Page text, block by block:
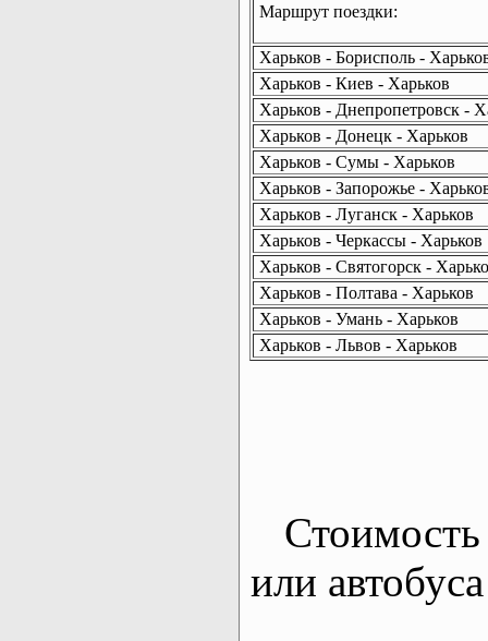
Маршрут поездки:
Харьков - Борисполь -
Харьков - Киев - Харьков
Харьков - Днепропетровск -
Харьков - Донецк - Харьков
Харьков - Сумы - Харьков
Харьков - Запорожье -
Харьков - Луганск - Харьков
Харьков - Черкассы - Харьков
Харьков - Святогорск -
Харьков - Полтава - Харьков
Харьков - Умань - Харьков
Харьков - Львов - Харьков
Стоимость
или